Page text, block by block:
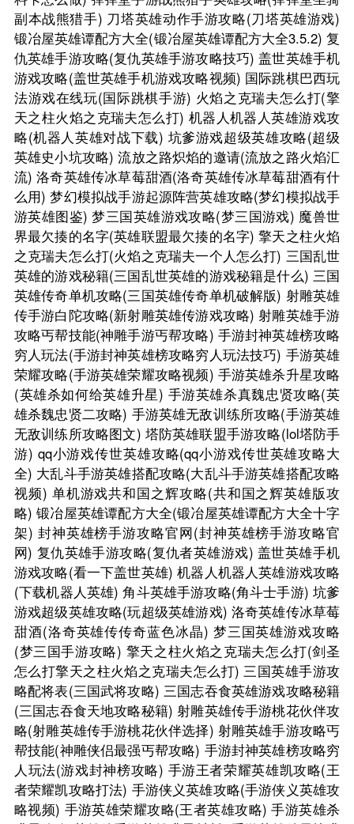
副本战熊猎手) 刀塔英雄动作手游攻略(刀塔英雄游戏)
锻冶屋英雄谭配方大全(锻冶屋英雄谭配方大全3.5.2) 复
仇英雄手游攻略(复仇英雄手游攻略技巧) 盖世英雄手机
游戏攻略(盖世英雄手机游戏攻略视频) 国际跳棋巴西玩
法游戏在线玩(国际跳棋手游) 火焰之克瑞夫怎么打(擎
天之柱火焰之克瑞夫怎么打) 机器人机器人英雄游戏攻
略(机器人英雄对战下载) 坑爹游戏超级英雄攻略(超级
英雄史小坑攻略) 流放之路炽焰的邀请(流放之路火焰汇
流) 洛奇英雄传冰草莓甜酒(洛奇英雄传冰草莓甜酒有什
么用) 梦幻模拟战手游起源阵营英雄攻略(梦幻模拟战手
游英雄图鉴) 梦三国英雄游戏攻略(梦三国游戏) 魔兽世
界最欠揍的名字(英雄联盟最欠揍的名字) 擎天之柱火焰
之克瑞夫怎么打(火焰之克瑞夫一个人怎么打) 三国乱世
英雄的游戏秘籍(三国乱世英雄的游戏秘籍是什么) 三国
英雄传奇单机攻略(三国英雄传奇单机破解版) 射雕英雄
传手游白陀攻略(新射雕英雄传游戏攻略) 射雕英雄手游
攻略丐帮技能(神雕手游丐帮攻略) 手游封神英雄榜攻略
穷人玩法(手游封神英雄榜攻略穷人玩法技巧) 手游英雄
荣耀攻略(手游英雄荣耀攻略视频) 手游英雄杀升星攻略
(英雄杀如何给英雄升星) 手游英雄杀真魏忠贤攻略(英
雄杀魏忠贤二攻略) 手游英雄无敌训练所攻略(手游英雄
无敌训练所攻略图文) 塔防英雄联盟手游攻略(lol塔防手
游) qq小游戏传世英雄攻略(qq小游戏传世英雄攻略大
全) 大乱斗手游英雄搭配攻略(大乱斗手游英雄搭配攻略
视频) 单机游戏共和国之辉攻略(共和国之辉英雄版攻
略) 锻冶屋英雄谭配方大全(锻冶屋英雄谭配方大全十字
架) 封神英雄榜手游攻略官网(封神英雄榜手游攻略官
网) 复仇英雄手游攻略(复仇者英雄游戏) 盖世英雄手机
游戏攻略(看一下盖世英雄) 机器人机器人英雄游戏攻略
(下载机器人英雄) 角斗英雄手游攻略(角斗士手游) 坑爹
游戏超级英雄攻略(玩超级英雄游戏) 洛奇英雄传冰草莓
甜酒(洛奇英雄传传奇蓝色冰晶) 梦三国英雄游戏攻略
(梦三国手游攻略) 擎天之柱火焰之克瑞夫怎么打(剑圣
怎么打擎天之柱火焰之克瑞夫怎么打) 三国英雄手游攻
略配将表(三国武将攻略) 三国志吞食英雄游戏攻略秘籍
(三国志吞食天地攻略秘籍) 射雕英雄传手游桃花伙伴攻
略(射雕英雄传手游桃花伙伴选择) 射雕英雄手游攻略丐
帮技能(神雕侠侣最强丐帮攻略) 手游封神英雄榜攻略穷
人玩法(游戏封神榜攻略) 手游王者荣耀英雄凯攻略(王
者荣耀凯攻略打法) 手游侠义英雄攻略(手游侠义英雄攻
略视频) 手游英雄荣耀攻略(王者英雄攻略) 手游英雄杀